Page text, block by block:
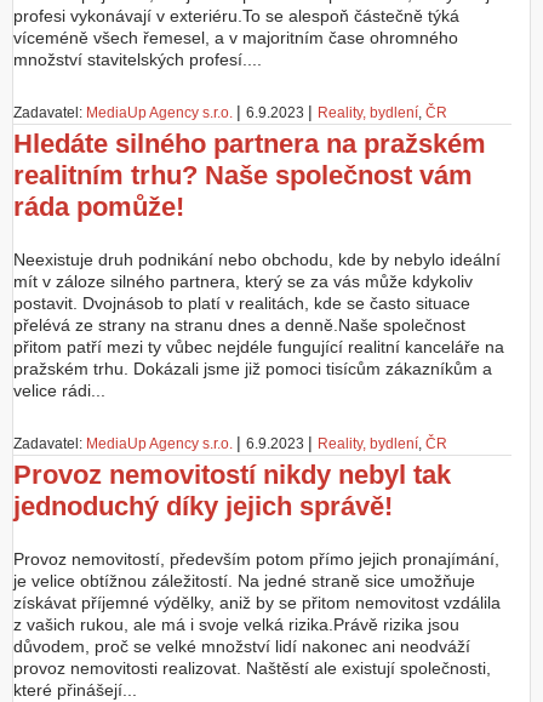
profesi vykonávají v exteriéru.To se alespoň částečně týká
víceméně všech řemesel, a v majoritním čase ohromného
množství stavitelských profesí....
Zadavatel: MediaUp Agency s.r.o. | 6.9.2023 | Reality, bydlení, ČR
Hledáte silného partnera na pražském
realitním trhu? Naše společnost vám
ráda pomůže!
Neexistuje druh podnikání nebo obchodu, kde by nebylo ideální
mít v záloze silného partnera, který se za vás může kdykoliv
postavit. Dvojnásob to platí v realitách, kde se často situace
přelévá ze strany na stranu dnes a denně.Naše společnost
přitom patří mezi ty vůbec nejdéle fungující realitní kanceláře na
pražském trhu. Dokázali jsme již pomoci tisícům zákazníkům a
velice rádi...
Zadavatel: MediaUp Agency s.r.o. | 6.9.2023 | Reality, bydlení, ČR
Provoz nemovitostí nikdy nebyl tak
jednoduchý díky jejich správě!
Provoz nemovitostí, především potom přímo jejich pronajímání,
je velice obtížnou záležitostí. Na jedné straně sice umožňuje
získávat příjemné výdělky, aniž by se přitom nemovitost vzdálila
z vašich rukou, ale má i svoje velká rizika.Právě rizika jsou
důvodem, proč se velké množství lidí nakonec ani neodváží
provoz nemovitosti realizovat. Naštěstí ale existují společnosti,
které přinášejí...